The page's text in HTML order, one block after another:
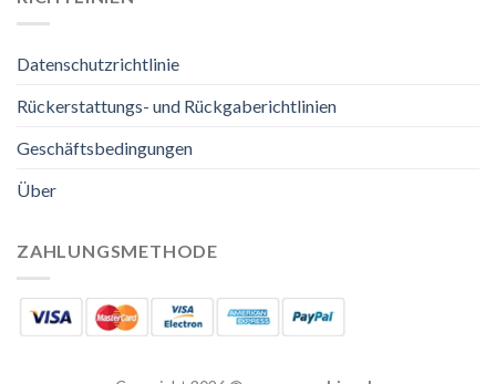
Datenschutzrichtlinie
Rückerstattungs- und Rückgaberichtlinien
Geschäftsbedingungen
Über
ZAHLUNGSMETHODE